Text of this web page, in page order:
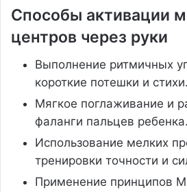
Способы активации
центров через руки
Выполнение ритмичных
короткие потешки и стихи.
Мягкое поглаживание и
фаланги пальцев ребенка.
Использование мелких
тренировки точности и
Применение принципов